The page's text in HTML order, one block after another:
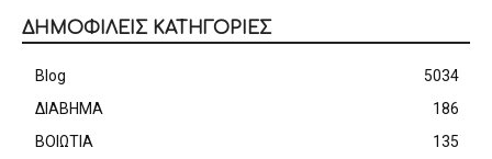
ΔΗΜΟΦΙΛΕΙΣ ΚΑΤΗΓΟΡΙΕΣ
Blog
5034
ΔΙΑΒΗΜΑ
186
ΒΟΙΩΤΙΑ
135